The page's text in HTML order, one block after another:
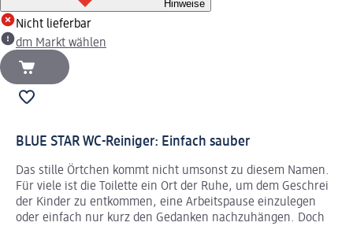
Hinweise
Nicht lieferbar
dm Markt wählen
BLUE STAR WC-Reiniger: Einfach sauber
Das stille Örtchen kommt nicht umsonst zu diesem Namen.
Für viele ist die Toilette ein Ort der Ruhe, um dem Geschrei
der Kinder zu entkommen, eine Arbeitspause einzulegen
oder einfach nur kurz den Gedanken nachzuhängen. Doch